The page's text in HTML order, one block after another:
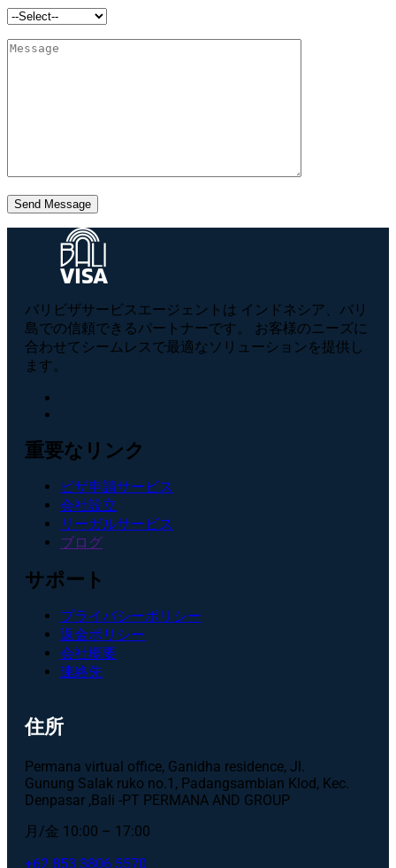
Send Message
バリビザサービスエージェントは インドネシア、バリ
島での信頼できるパートナーです。 お客様のニーズに
合わせてシームレスで最適なソリューションを提供し
ます。
重要なリンク
ビザ申請サービス
会社設立
リーガルサービス
ブログ
サポート
プライバシーポリシー
返金ポリシー
会社概要
連絡先
住所
Permana virtual office, Ganidha residence, Jl.
Gunung Salak ruko no.1, Padangsambian Klod, Kec.
Denpasar ,Bali -PT PERMANA AND GROUP
月/金 10:00 – 17:00
+62 853 3806 5570